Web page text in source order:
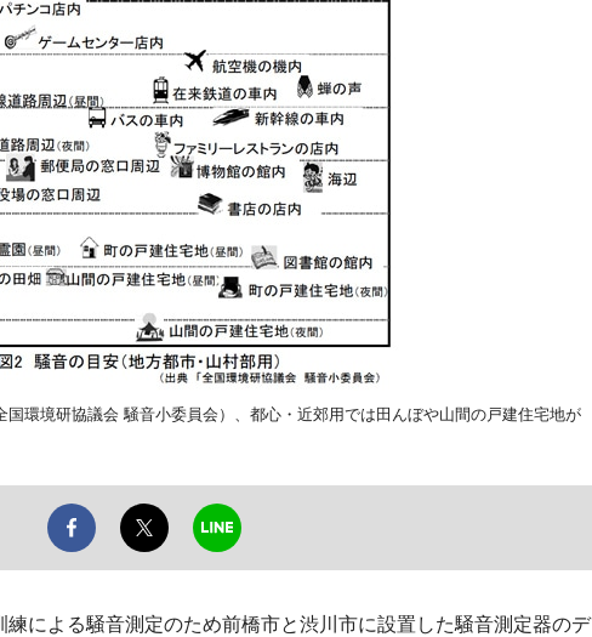
国環境研協議会 騒音小委員会）、都心・近郊用では田んぼや山間の戸建住宅地が
による騒音測定のため前橋市と渋川市に設置した騒音測定器のデ